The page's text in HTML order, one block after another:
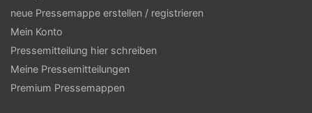
-
N
a
v
neue Pressemappe erstellen / registrieren
Mein Konto
Pressemitteilung hier schreiben
Meine Pressemitteilungen
Premium Pressemappen